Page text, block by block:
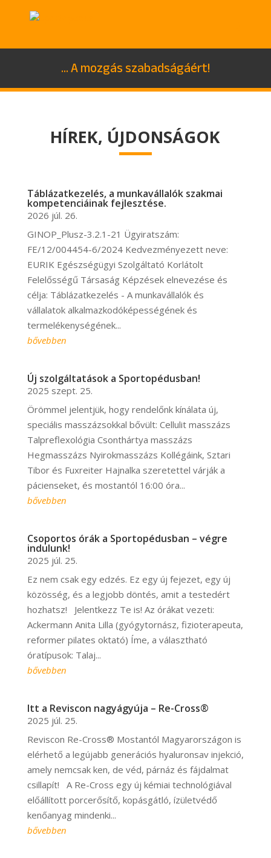
... A mozgás szabadságáért!
HÍREK, ÚJDONSÁGOK
Táblázatkezelés, a munkavállalók szakmai
kompetenciáinak fejlesztése.
2026 júl. 26.
GINOP_Plusz-3.2.1-21 Ügyiratszám:
FE/12/004454-6/2024 Kedvezményezett neve:
EURIK Egészségügyi Szolgáltató Korlátolt
Felelősségű Társaság Képzések elnevezése és
célja: Táblázatkezelés - A munkavállalók és
vállalatok alkalmazkodóképességének és
termelékenységének...
bővebben
Új szolgáltatások a Sportopédusban!
2025 szept. 25.
Örömmel jelentjük, hogy rendelőnk kínálata új,
speciális masszázsokkal bővült: Cellulit masszázs
Talpreflexológia Csonthártya masszázs
Hegmasszázs Nyirokmasszázs Kollégáink, Sztari
Tibor és Fuxreiter Hajnalka szeretettel várják a
pácienseket, és mostantól 16:00 óra...
bővebben
Csoportos órák a Sportopédusban – végre
indulunk!
2025 júl. 25.
Ez nem csak egy edzés. Ez egy új fejezet, egy új
közösség, és a legjobb döntés, amit a testedért
hozhatsz! Jelentkezz Te is! Az órákat vezeti:
Ackermann Anita Lilla (gyógytornász, fizioterapeuta,
reformer pilates oktató) Íme, a választható
óratípusok: Talaj...
bővebben
Itt a Reviscon nagyágyúja – Re-Cross®
2025 júl. 25.
Reviscon Re-Cross® Mostantól Magyarországon is
elérhető a legújabb generációs hyaluronsav injekció,
amely nemcsak ken, de véd, párnáz és fájdalmat
csillapít! A Re-Cross egy új kémiai technológiával
előállított porcerősítő, kopásgátló, ízületvédő
kenőanyag mindenki...
bővebben